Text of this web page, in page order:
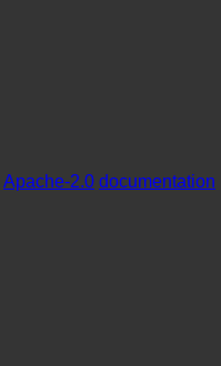
Apache-2.0 documentation